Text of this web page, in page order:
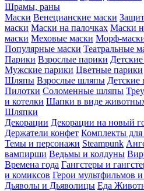
Шрамы, раны
Маски Венецианские маски
маски Маски на палочках Маски
маски Меховые маски Морф-
Популярные маски Театральные
Парики Взрослые парики
Мужские парики Цветные парики
Шляпы Взрослые шляпы
Пилотки Соломенные шляпы
и котелки Шапки в виде
Шляпки
Декорации Декорации на новый
Держатели конфет Комплекты для
Темы и персонажи Steampunk
вампирши Ведьмы и колдуны
Времена года Гангстеры и
и комиксов Герои мультфильмов и
Дьяволы и Дьяволицы Еда